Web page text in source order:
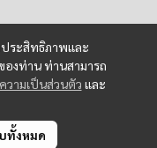
ประสิทธิภาพและ
องท่าน ท่านสามารถ
วามเป็นส่วนตัว และ
ทั้งหมด